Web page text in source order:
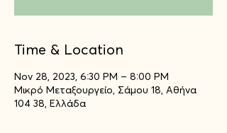
Time & Location
Nov 28, 2023, 6:30 PM – 8:00 PM
Μικρό Μεταξουργείο, Σάμου 18, Αθήνα
104 38, Ελλάδα